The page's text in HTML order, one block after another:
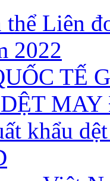
Liên
2022
TẾ
khẩu